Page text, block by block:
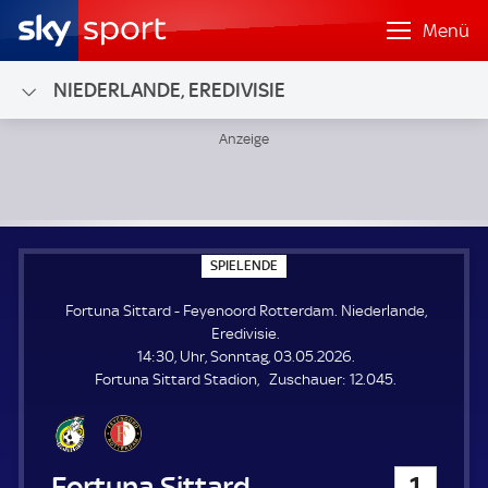
Menü
NIEDERLANDE, EREDIVISIE
SPIELENDE
P
E
E
N
D
E
Fortuna Sittard - Feyenoord Rotterdam. Niederlande,
Eredivisie.
14:30, Uhr, Sonntag, 03.05.2026.
Fortuna Sittard Stadion
Zuschauer: Z
12.045.